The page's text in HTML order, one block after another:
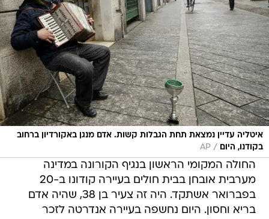
איטליה עדיין נמצאת תחת הגבלות קשות. אדם מנגן באקורדיון ברחוב
בקודנו, היום
/
AP
החולה המקומי הראשון בנגיף הקורונה במדינה
מערבית אובחן בבית חולים בעיירה קודונו ב-20
בפברואר אשתקד. היה זה צעיר בן 38, שהיה אדם
בריא וחסון. היום נחשפה בעיירה אנדרטה לזכר